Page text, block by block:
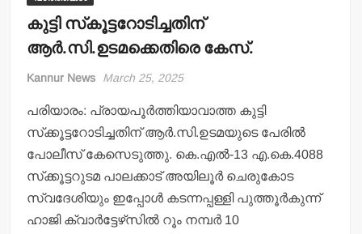
കുട്ടി സ്‌കൂട്ടറോടിച്ചതിന്
ആര്‍.സി.ഉടമക്കെതിരെ കേസ്.
Kannur News March 25, 2025
പരിയാരം: പ്രായപൂര്‍ത്തിയാവാത്ത കുട്ടി
സ്‌ക്കൂട്ടറോടിച്ചതിന് ആര്‍.സി.ഉടമയുടെ പേരില്‍
പോലീസ് കേസെടുത്തു. കെ.എല്‍-13 എ.കെ.4088
സ്‌ക്കൂട്ടറുടമ പാലക്കാട് അയിലൂര്‍ ചെരുകോട
സ്വദേശിയും ഇപ്പോള്‍ കടന്നപ്പള്ളി പുത്തൂര്‍കുന്ന്
ഹാജി ക്വാര്‍ട്ടേഴ്‌സില്‍ റൂം നമ്പര്‍ 10